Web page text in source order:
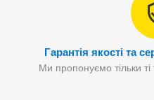
Гарантія якості та
Ми пропонуємо тільки